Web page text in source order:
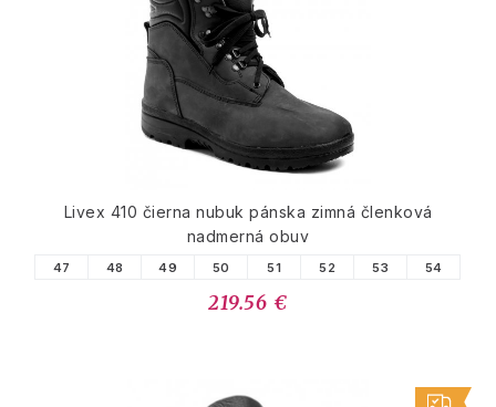
Livex 410 čierna nubuk pánska zimná členková
nadmerná obuv
47 48 49 50 51 52 53 54
219.56 €